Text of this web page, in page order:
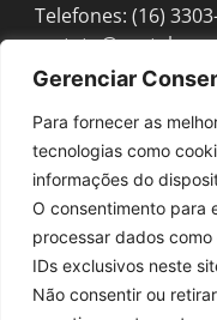
Gerenciar
Para fornecer as
tecnologias como
informações do
O consentimento para
processar dados
IDs exclusivos neste
Não consentir ou
Telefones: (16)
Sex das 8h às 18h /